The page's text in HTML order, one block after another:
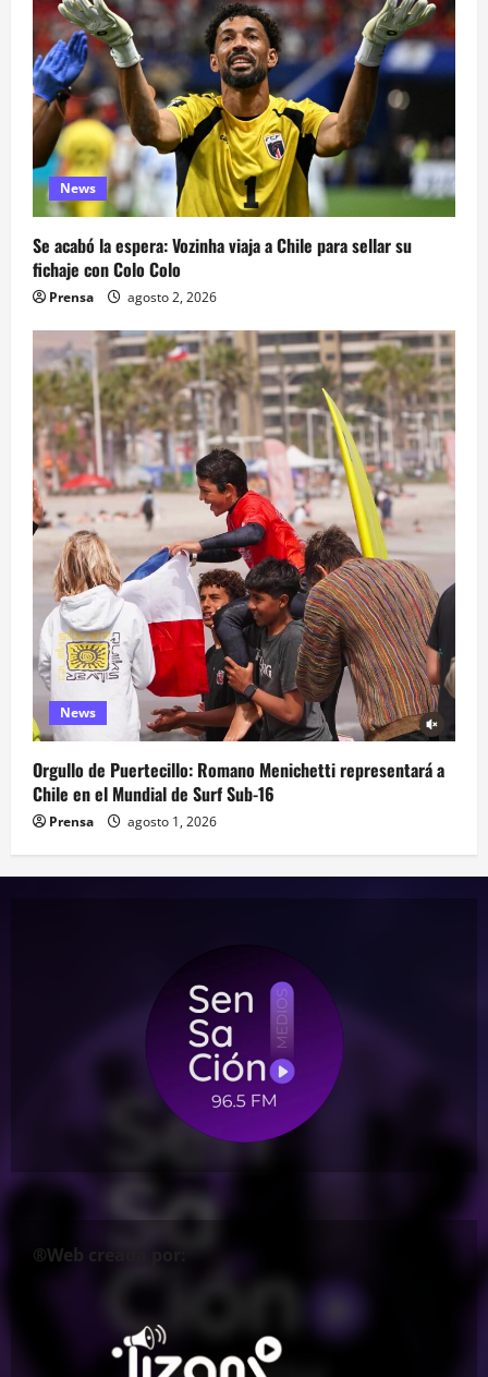
News
Se acabó la espera: Vozinha viaja a Chile para sellar su
fichaje con Colo Colo
Prensa agosto 2, 2026
News
Orgullo de Puertecillo: Romano Menichetti representará a
Chile en el Mundial de Surf Sub-16
Prensa agosto 1, 2026
®Web creada por: